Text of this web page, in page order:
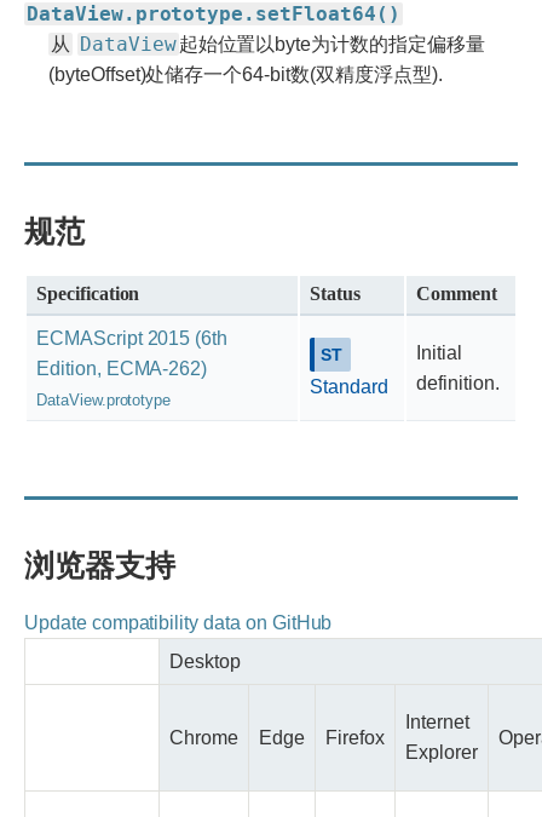
DataView.prototype.setFloat64()
从 DataView 起始位置以byte为计数的指定偏移量
(byteOffset)处储存一个64-bit数(双精度浮点型).
规范
Specification Status Comment
ECMAScript 2015 (6th
Edition, ECMA-262)
DataView.prototype
Standard
Initial
definition.
浏览器支持
Update compatibility data on GitHub
Desktop
Chrome Edge Firefox
Internet
Explorer